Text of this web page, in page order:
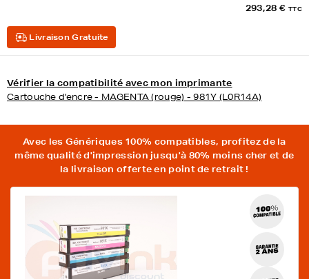
Avec les Génériques 100% compatibles, profitez de la
même qualité d'impression jusqu'à 80% moins cher et de
la livraison offerte en point de retrait !
293,28 € TTC
Livraison Gratuite
Vérifier la compatibilité avec mon imprimante
Cartouche d'encre - MAGENTA (rouge) - 981Y (L0R14A)